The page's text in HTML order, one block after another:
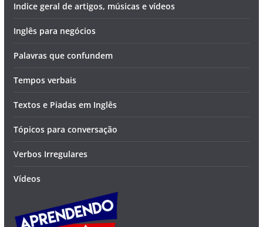
Indice geral de artigos, músicas e vídeos
Inglês para negócios
Palavras que confundem
Tempos verbais
Textos e Piadas em Inglês
Tópicos para conversação
Verbos Irregulares
Vídeos